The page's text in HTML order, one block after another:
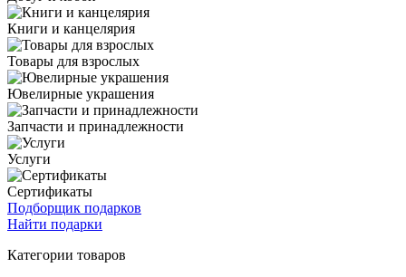
Книги и канцелярия
Товары для взрослых
Ювелирные украшения
Запчасти и принадлежности
Услуги
Сертификаты
Подборщик подарков
Найти подарки
Категории товаров